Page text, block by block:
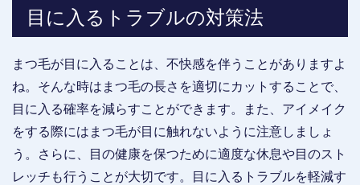
目に入るトラブルの対策法
まつ毛が目に入ることは、不快感を伴うことがありますよ
ね。そんな時はまつ毛の長さを適切にカットすることで、
目に入る確率を減らすことができます。また、アイメイク
をする際にはまつ毛が目に触れないように注意しましょ
う。さらに、目の健康を保つために適度な休息や目のスト
レッチも行うことが大切です。目に入るトラブルを軽減す